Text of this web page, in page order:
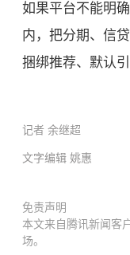
如果平台不能明
内，把分期、信
捆绑推荐、默认
记者 余继超
文字编辑 姚惠
免责声明
本文来自腾讯新闻客
场。